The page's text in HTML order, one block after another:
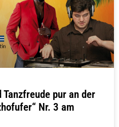
pur an der
Nr. 3 am